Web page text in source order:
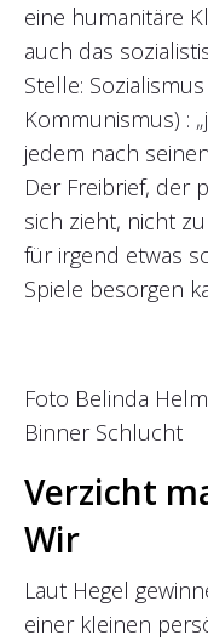
eine humanitäre
auch das
Stelle:
Kommunismus) :
jedem nach
Der Freibrief, der
sich zieht, nicht
für irgend etwas
Spiele besorgen
Foto Belinda
Binner Schlucht
Verzicht
Wir
Laut Hegel
einer kleinen